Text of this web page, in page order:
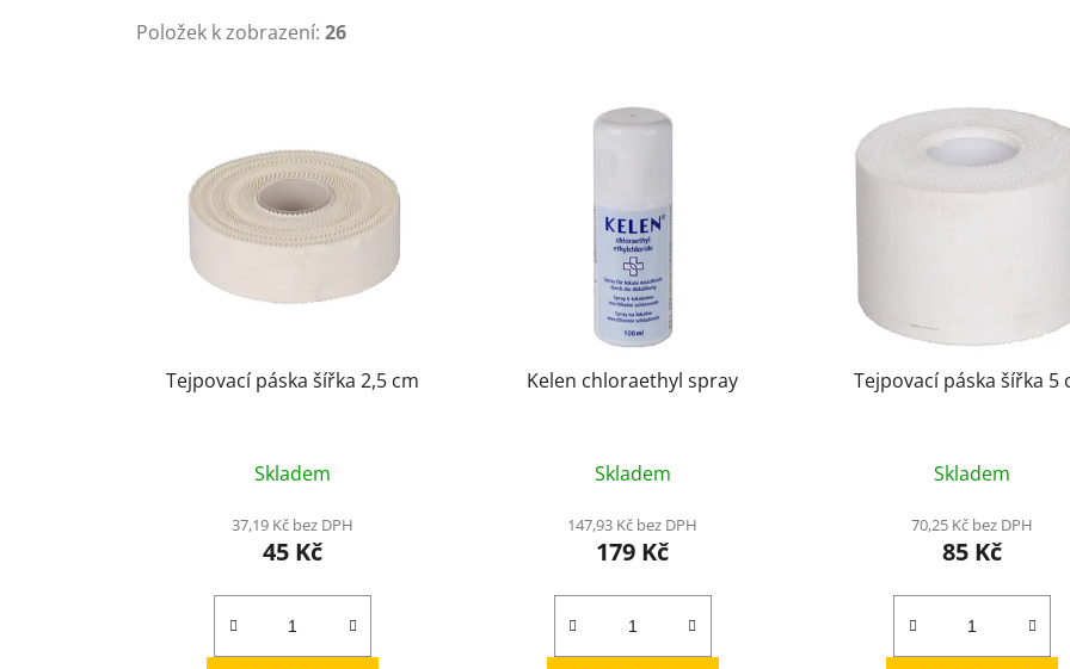
Položek k zobrazení: 26
Tejpovací páska šířka 2,5 cm
Skladem
37,19 Kč bez DPH
45 Kč
Kelen chloraethyl spray
Skladem
147,93 Kč bez DPH
179 Kč
Tejpovací páska šířka 5
Skladem
70,25 Kč bez DPH
85 Kč